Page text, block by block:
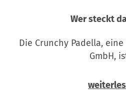
Wer steckt
Die Crunchy Padella,
GmbH,